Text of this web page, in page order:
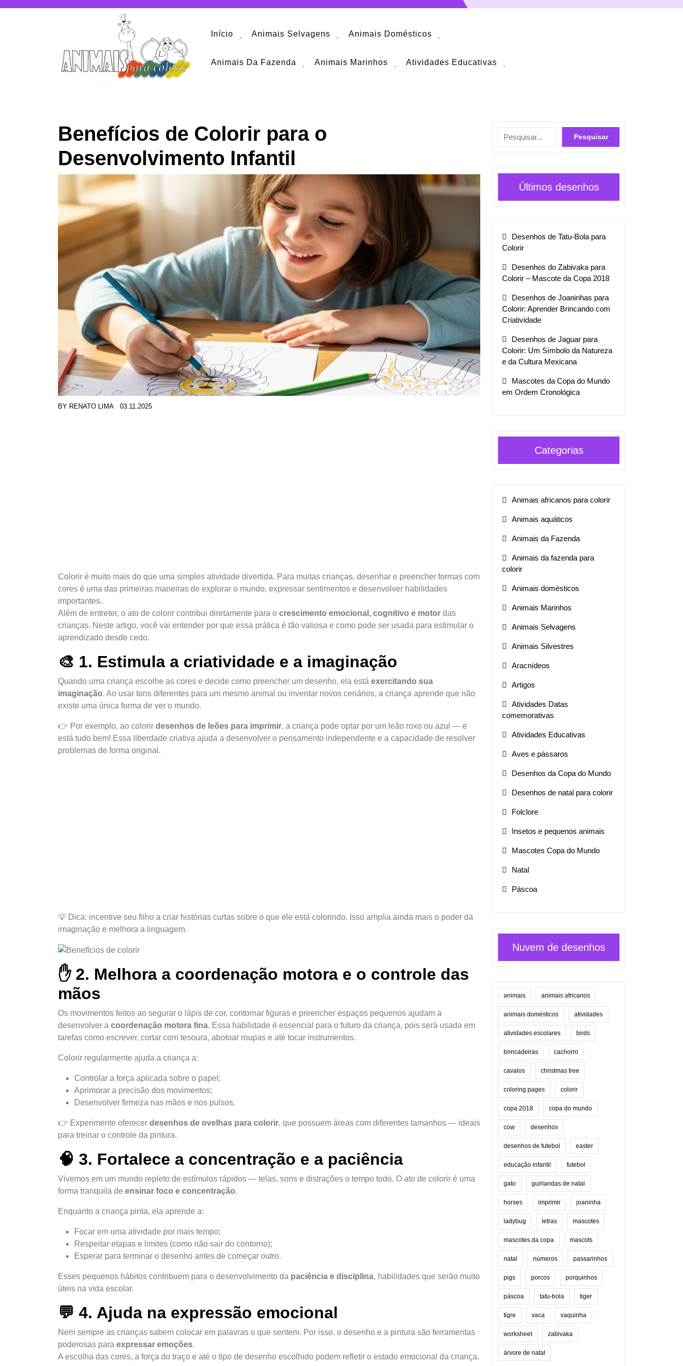
Início Animais Selvagens Animais Domésticos
Animais Da Fazenda Animais Marinhos Atividades Educativas
Benefícios de Colorir para o
Desenvolvimento Infantil
BY RENATO LIMA 03.11.2025
Colorir é muito mais do que uma simples atividade divertida. Para muitas crianças, desenhar e preencher formas com
cores é uma das primeiras maneiras de explorar o mundo, expressar sentimentos e desenvolver habilidades
importantes.
Além de entreter, o ato de colorir contribui diretamente para o crescimento emocional, cognitivo e motor das
crianças. Neste artigo, você vai entender por que essa prática é tão valiosa e como pode ser usada para estimular o
aprendizado desde cedo.
🎨 1. Estimula a criatividade e a imaginação
Quando uma criança escolhe as cores e decide como preencher um desenho, ela está exercitando sua
imaginação. Ao usar tons diferentes para um mesmo animal ou inventar novos cenários, a criança aprende que não
existe uma única forma de ver o mundo.
👉 Por exemplo, ao colorir desenhos de leões para imprimir, a criança pode optar por um leão roxo ou azul — e
está tudo bem! Essa liberdade criativa ajuda a desenvolver o pensamento independente e a capacidade de resolver
problemas de forma original.
💡 Dica: incentive seu filho a criar histórias curtas sobre o que ele está colorindo. Isso amplia ainda mais o poder da
imaginação e melhora a linguagem.
✋ 2. Melhora a coordenação motora e o controle das
mãos
Os movimentos feitos ao segurar o lápis de cor, contornar figuras e preencher espaços pequenos ajudam a
desenvolver a coordenação motora fina. Essa habilidade é essencial para o futuro da criança, pois será usada em
tarefas como escrever, cortar com tesoura, abotoar roupas e até tocar instrumentos.
Colorir regularmente ajuda a criança a:
Controlar a força aplicada sobre o papel;
Aprimorar a precisão dos movimentos;
Desenvolver firmeza nas mãos e nos pulsos.
👉 Experimente oferecer desenhos de ovelhas para colorir, que possuem áreas com diferentes tamanhos — ideais
para treinar o controle da pintura.
🧠 3. Fortalece a concentração e a paciência
Vivemos em um mundo repleto de estímulos rápidos — telas, sons e distrações o tempo todo. O ato de colorir é uma
forma tranquila de ensinar foco e concentração.
Enquanto a criança pinta, ela aprende a:
Focar em uma atividade por mais tempo;
Respeitar etapas e limites (como não sair do contorno);
Esperar para terminar o desenho antes de começar outro.
Esses pequenos hábitos contribuem para o desenvolvimento da paciência e disciplina, habilidades que serão muito
úteis na vida escolar.
💬 4. Ajuda na expressão emocional
Nem sempre as crianças sabem colocar em palavras o que sentem. Por isso, o desenho e a pintura são ferramentas
poderosas para expressar emoções.
A escolha das cores, a força do traço e até o tipo de desenho escolhido podem refletir o estado emocional da criança.
Pesquisar
Pesquisar
Últimos desenhos
Desenhos de Tatu-Bola para
Colorir
Desenhos do Zabivaka para
Colorir – Mascote da Copa 2018
Desenhos de Joaninhas para
Colorir: Aprender Brincando com
Criatividade
Desenhos de Jaguar para
Colorir: Um Símbolo da Natureza
e da Cultura Mexicana
Mascotes da Copa do Mundo
em Ordem Cronológica
Categorias
Animais africanos para colorir
Animais aquáticos
Animais da Fazenda
Animais da fazenda para
colorir
Animais domésticos
Animais Marinhos
Animais Selvagens
Animais Silvestres
Aracnídeos
Artigos
Atividades Datas
comemorativas
Atividades Educativas
Aves e pássaros
Desenhos da Copa do Mundo
Desenhos de natal para colorir
Folclore
Insetos e pequenos animais
Mascotes Copa do Mundo
Natal
Páscoa
Nuvem de desenhos
animais animais africanos
animais domésticos atividades
atividades escolares birds
brincadeiras cachorro
cavalos christmas tree
coloring pages colorir
copa 2018 copa do mundo
cow desenhos
desenhos de futebol easter
educação infantil futebol
gato guirlandas de natal
horses imprimir joaninha
ladybug letras mascotes
mascotes da copa mascots
natal números passarinhos
pigs porcos porquinhos
páscoa tatu-bola tiger
tigre vaca vaquinha
worksheet zabivaka
árvore de natal